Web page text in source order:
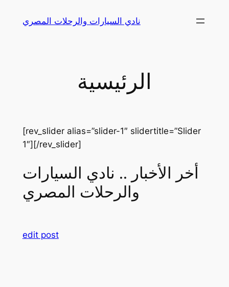
نادي السيارات والرحلات المصري
الرئيسية
[rev_slider alias=”slider-1″ slidertitle=”Slider
1″][/rev_slider]
أخر الأخبار .. نادي السيارات
والرحلات المصري
edit post